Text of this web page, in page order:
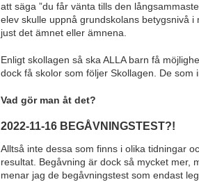
att säga ”du får vänta tills den
elev skulle uppnå grundskolans betygsnivå
just det ämnet eller ämnena.
Enligt skollagen så ska ALLA barn få
dock få skolor som följer Skollagen. De
Vad gör man åt det?
2022-11-16 BEGÅVNINGSTEST?!
Alltså inte dessa som finns i olika tidningar
resultat. Begåvning är dock så mycket mer,
menar jag de begåvningstest som endast